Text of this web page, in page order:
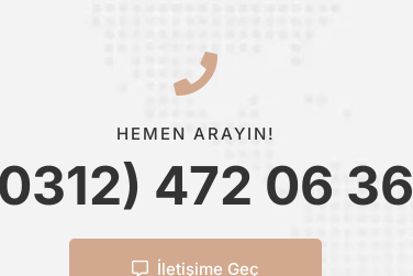
HEMEN ARAYIN!
472 06 36
İletişime Geç